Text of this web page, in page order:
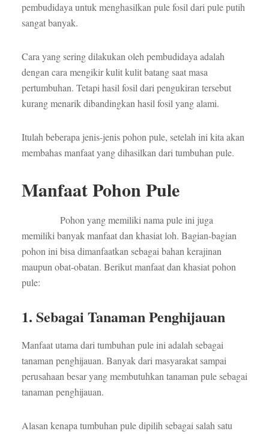
pembudidaya untuk menghasilkan pule fosil dari pule putih
sangat banyak.
Cara yang sering dilakukan oleh pembudidaya adalah
dengan cara mengikir kulit kulit batang saat masa
pertumbuhan. Tetapi hasil fosil dari pengukiran tersebut
kurang menarik dibandingkan hasil fosil yang alami.
Itulah beberapa jenis-jenis pohon pule, setelah ini kita akan
membahas manfaat yang dihasilkan dari tumbuhan pule.
Manfaat Pohon Pule
Pohon yang memiliki nama pule ini juga
memiliki banyak manfaat dan khasiat loh. Bagian-bagian
pohon ini bisa dimanfaatkan sebagai bahan kerajinan
maupun obat-obatan. Berikut manfaat dan khasiat pohon
pule:
1. Sebagai Tanaman Penghijauan
Manfaat utama dari tumbuhan pule ini adalah sebagai
tanaman penghijauan. Banyak dari masyarakat sampai
perusahaan besar yang membutuhkan tanaman pule sebagai
tanaman penghijauan.
Alasan kenapa tumbuhan pule dipilih sebagai salah satu